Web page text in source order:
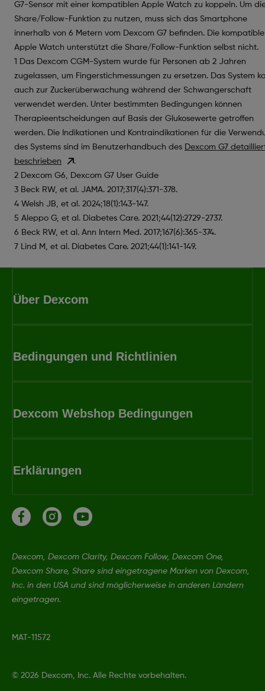
G7-Sensor mit einer kompatiblen Apple Watch zu koppeln. Um
Share/Follow-Funktion zu nutzen, muss sich das Smartphone
innerhalb von 6 Metern vom Dexcom G7 befinden. Die kompatible
Apple Watch unterstützt die Share/Follow-Funktion selbst nicht.
1 Das Dexcom CGM-System wurde für Personen ab 2 Jahren
zugelassen, um Fingerstichmessungen zu ersetzen. Das System
auch zur Zuckerüberwachung während der Schwangerschaft
verwendet werden. Unter bestimmten Bedingungen können
Therapieentscheidungen auf Basis der Glukosewerte getroffen
werden. Die Indikationen und Kontraindikationen für die
des Systems sind im Benutzerhandbuch des Dexcom G7
beschrieben
.
2 Dexcom G6, Dexcom G7 User Guide
3 Beck RW, et al. JAMA. 2017;317(4):371-378.
4 Welsh JB, et al. 2024;18(1):143-147.
5 Aleppo G, et al. Diabetes Care. 2021;44(12):2729-2737.
6 Beck RW, et al. Ann Intern Med. 2017;167(6):365-374.
7 Lind M, et al. Diabetes Care. 2021;44(1):141-149.
Über Dexcom
Bedingungen und Richtlinien
Dexcom Webshop Bedingungen
Erklärungen
Dexcom, Dexcom Clarity, Dexcom Follow, Dexcom One,
Dexcom Share, Share sind eingetragene Marken von Dexcom,
Inc. in den USA und sind möglicherweise in anderen Ländern
eingetragen.
MAT-11572
© 2026 Dexcom, Inc. Alle Rechte vorbehalten.